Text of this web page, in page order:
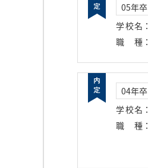
05年卒
学校名 ：
職種 ：
04年卒
学校名 ：
職種 ：